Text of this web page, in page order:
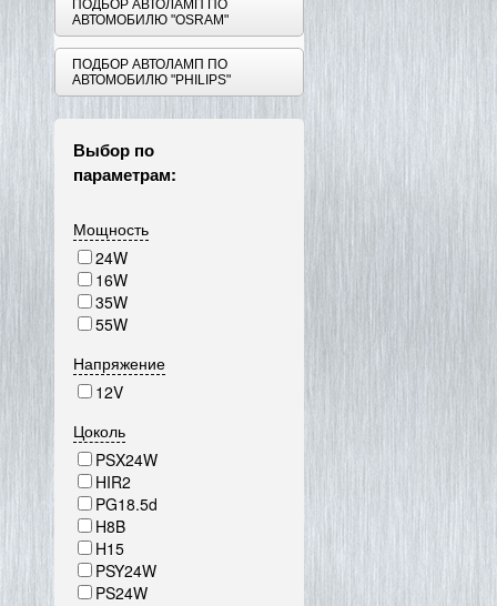
ПОДБОР АВТОЛАМП ПО
АВТОМОБИЛЮ "OSRAM"
ПОДБОР АВТОЛАМП ПО
АВТОМОБИЛЮ "PHILIPS"
Выбор по
параметрам:
Мощность
24W
16W
35W
55W
Напряжение
12V
Цоколь
PSX24W
HIR2
PG18.5d
H8B
H15
PSY24W
PS24W